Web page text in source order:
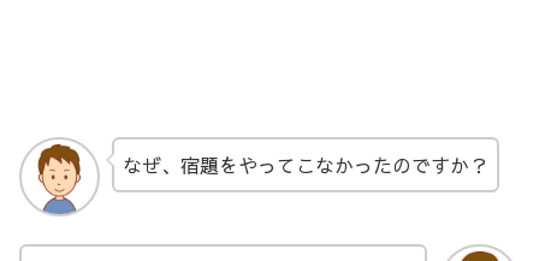
なぜ、宿題をやってこなかったのですか？